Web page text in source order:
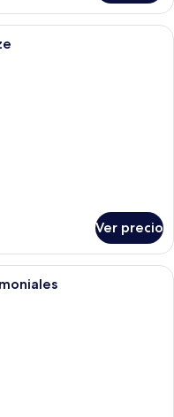
de hotel con un ventanal
Ver precio
de hotel con dos camas,